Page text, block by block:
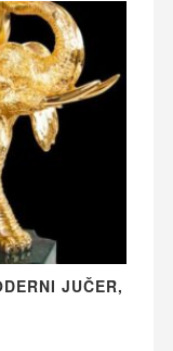
JUČER,